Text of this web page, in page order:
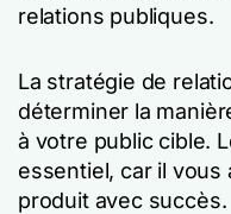
relations publiques.
La stratégie de
déterminer la
à votre public cible.
essentiel, car il
produit avec succès.